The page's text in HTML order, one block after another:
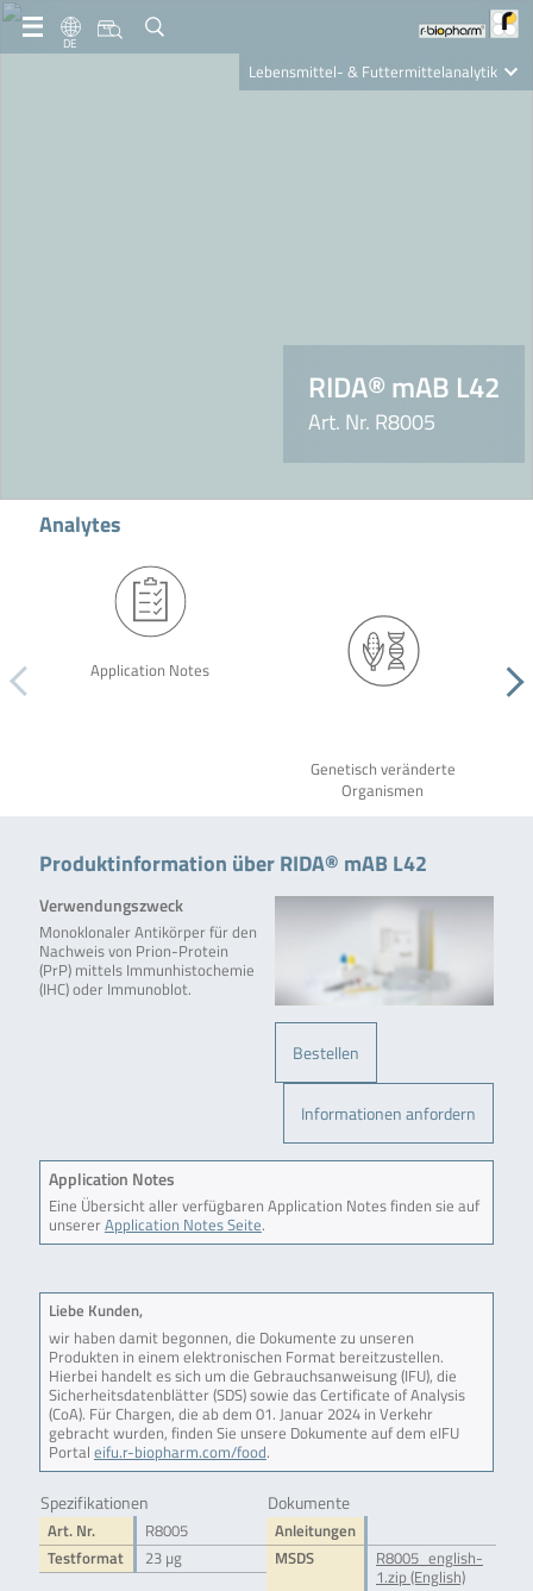
DE
Lebensmittel- & Futtermittelanalytik
RIDA® mAB L42
Art. Nr. R8005
Analytes
Application Notes
Genetisch veränderte
Organismen
Produktinformation über RIDA® mAB L42
Bestellen
Informationen anfordern
Verwendungszweck
Monoklonaler Antikörper für den
Nachweis von Prion-Protein
(PrP) mittels Immunhistochemie
(IHC) oder Immunoblot.
Application Notes
Eine Übersicht aller verfügbaren Application Notes finden sie auf
unsererApplication Notes Seite.
Liebe Kunden,
wir haben damit begonnen, die Dokumente zu unseren
Produkten in einem elektronischen Format bereitzustellen.
Hierbei handelt es sich um die Gebrauchsanweisung (IFU), die
Sicherheitsdatenblätter (SDS) sowie das Certificate of Analysis
(CoA). Für Chargen, die ab dem 01. Januar 2024 in Verkehr
gebracht wurden, finden Sie unsere Dokumente auf dem eIFU
Portal eifu.r-biopharm.com/food.
Spezifikationen
Art. Nr.
R8005
Testformat
23 µg
Dokumente
Anleitungen
MSDS
R8005_english-
1.zip (English)